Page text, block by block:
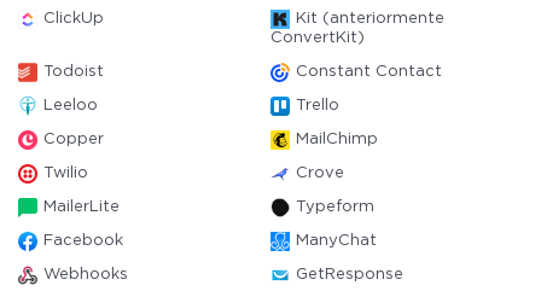
ClickUp
Kit (anteriormente
ConvertKit)
Todoist Constant Contact
Leeloo Trello
Copper MailChimp
Twilio Crove
MailerLite Typeform
Facebook ManyChat
Webhooks GetResponse